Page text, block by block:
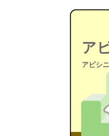
ア
アビシ